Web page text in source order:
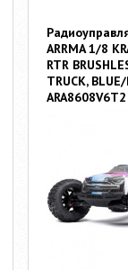
ARRMA 1/8
RTR
TRUCK,
ARA8608V6T2